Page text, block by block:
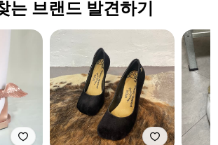
는 브랜드 발견하기